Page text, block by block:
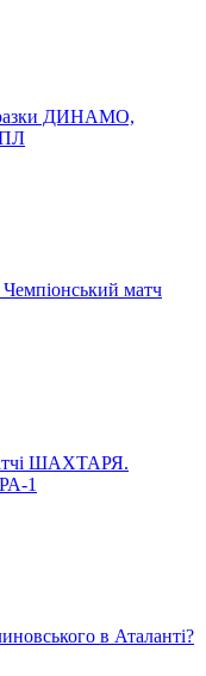
ДИНАМО,
матч
ШАХТАРЯ.
1
в Аталанті?